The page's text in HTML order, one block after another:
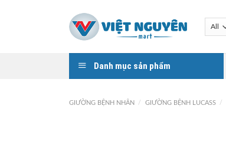
Danh mục sản phẩm
GIƯỜNG BỆNH NHÂN / GIƯỜNG BỆNH LUCASS /